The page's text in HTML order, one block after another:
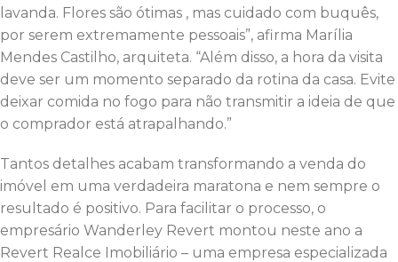
lavanda. Flores são ótimas , mas cuidado com buquês,
por serem extremamente pessoais”, afirma Marília
Mendes Castilho, arquiteta. “Além disso, a hora da visita
deve ser um momento separado da rotina da casa. Evite
deixar comida no fogo para não transmitir a ideia de que
o comprador está atrapalhando.”
Tantos detalhes acabam transformando a venda do
imóvel em uma verdadeira maratona e nem sempre o
resultado é positivo. Para facilitar o processo, o
empresário Wanderley Revert montou neste ano a
Revert Realce Imobiliário – uma empresa especializada